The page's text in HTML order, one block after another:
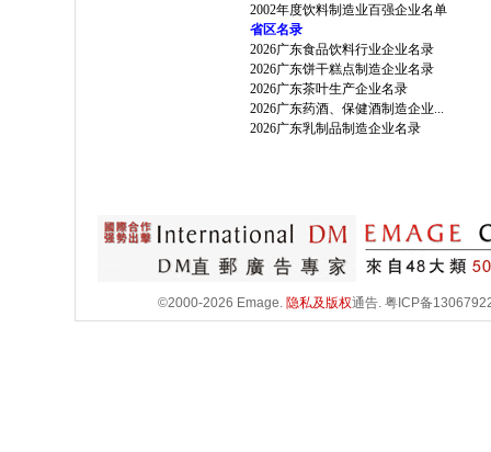
2002年度饮料制造业百强企业名单
省区名录
2026广东食品饮料行业企业名录
2026广东饼干糕点制造企业名录
2026广东茶叶生产企业名录
2026广东药酒、保健酒制造企业...
2026广东乳制品制造企业名录
©2000-2026 Emage. 隐私及版权通告. 粤ICP备